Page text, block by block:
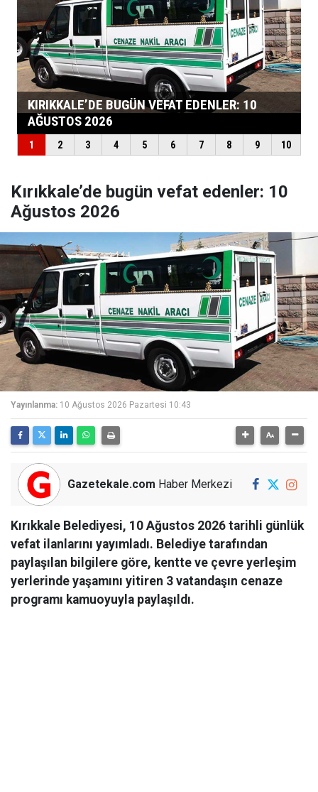
Kırıkkale’de bugün vefat edenler: 10
Ağustos 2026
Yayınlanma: 10 Ağustos 2026 Pazartesi 10:43
Gazetekale.com Haber Merkezi
Kırıkkale Belediyesi, 10 Ağustos 2026 tarihli günlük
vefat ilanlarını yayımladı. Belediye tarafından
paylaşılan bilgilere göre, kentte ve çevre yerleşim
yerlerinde yaşamını yitiren 3 vatandaşın cenaze
programı kamuoyuyla paylaşıldı.